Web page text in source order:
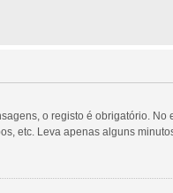
o registo é obrigatório.
etc. Leva apenas alguns